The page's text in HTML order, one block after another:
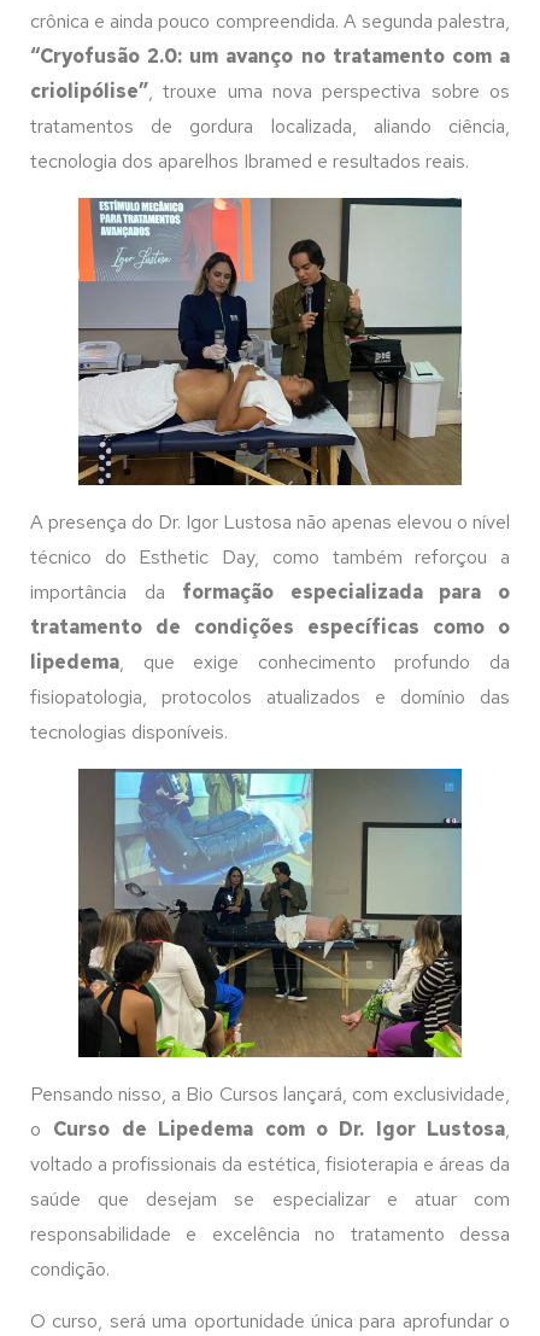
crônica e ainda pouco compreendida. A segunda palestra,
“Cryofusão 2.0: um avanço no tratamento com a
criolipólise”, trouxe uma nova perspectiva sobre os
tratamentos de gordura localizada, aliando ciência,
tecnologia dos aparelhos Ibramed e resultados reais.
A presença do Dr. Igor Lustosa não apenas elevou o nível
técnico do Esthetic Day, como também reforçou a
importância da formação especializada para o
tratamento de condições específicas como o
lipedema, que exige conhecimento profundo da
fisiopatologia, protocolos atualizados e domínio das
tecnologias disponíveis.
Pensando nisso, a Bio Cursos lançará, com exclusividade,
o Curso de Lipedema com o Dr. Igor Lustosa,
voltado a profissionais da estética, fisioterapia e áreas da
saúde que desejam se especializar e atuar com
responsabilidade e excelência no tratamento dessa
condição.
O curso, será uma oportunidade única para aprofundar o